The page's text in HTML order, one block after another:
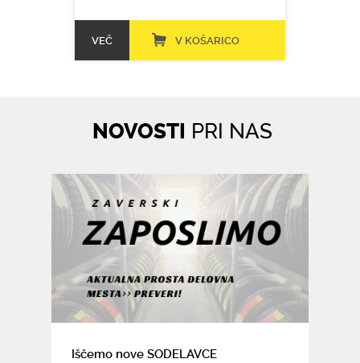
VEČ V KOŠARICO
NOVOSTI PRI NAS
Iščemo nove SODELAVCE